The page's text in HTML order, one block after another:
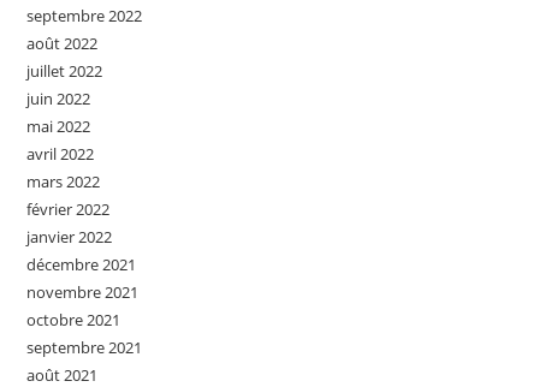
septembre 2022
août 2022
juillet 2022
juin 2022
mai 2022
avril 2022
mars 2022
février 2022
janvier 2022
décembre 2021
novembre 2021
octobre 2021
septembre 2021
août 2021